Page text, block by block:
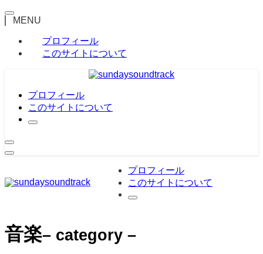
MENU
プロフィール
このサイトについて
プロフィール
このサイトについて
プロフィール
このサイトについて
音楽– category –